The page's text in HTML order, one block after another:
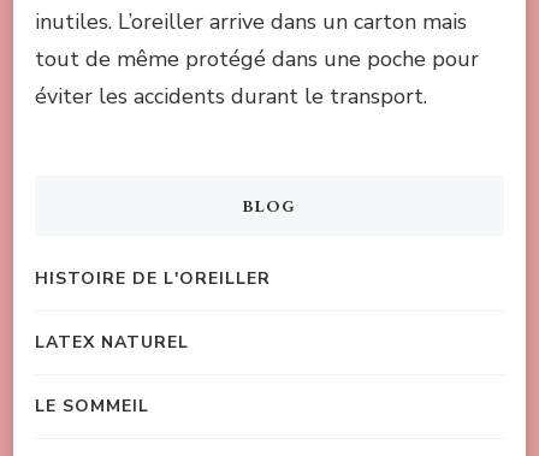
inutiles. L’oreiller arrive dans un carton mais
tout de même protégé dans une poche pour
éviter les accidents durant le transport.
BLOG
HISTOIRE DE L'OREILLER
LATEX NATUREL
LE SOMMEIL